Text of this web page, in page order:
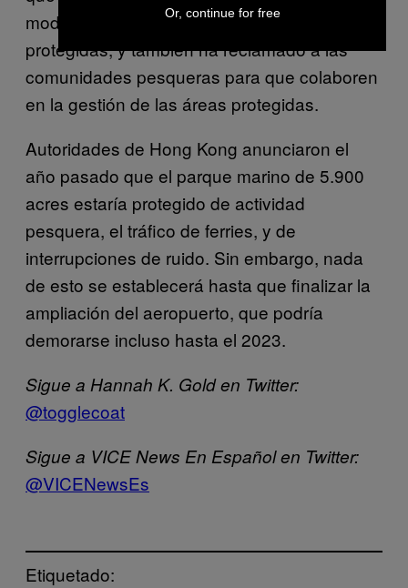
modifique sus diseños e incluya más áreas
protegidas, y también ha reclamado a las
comunidades pesqueras para que colaboren
en la gestión de las áreas protegidas.
Autoridades de Hong Kong anunciaron el
año pasado que el parque marino de 5.900
acres estaría protegido de actividad
pesquera, el tráfico de ferries, y de
interrupciones de ruido. Sin embargo, nada
de esto se establecerá hasta que finalizar la
ampliación del aeropuerto, que podría
demorarse incluso hasta el 2023.
Sigue a Hannah K. Gold en Twitter:
@togglecoat
Sigue a VICE News En Español en Twitter:
@VICENewsEs
Etiquetado:
Or, continue for free